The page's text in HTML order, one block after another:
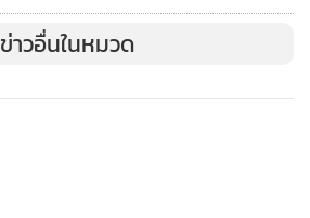
ข่าวอื่นในหมวด